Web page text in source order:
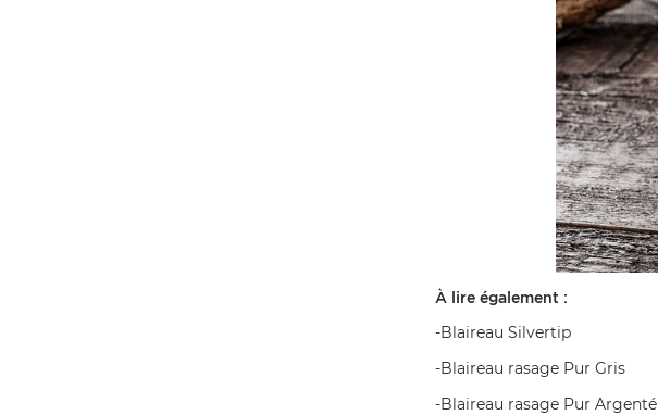
À lire également :
-Blaireau Silvertip
-Blaireau rasage Pur Gris
-Blaireau rasage Pur Argenté